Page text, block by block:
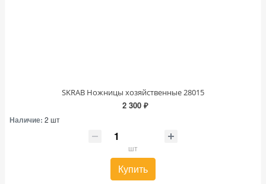
SKRAB Ножницы хозяйственные 28015
2 300 ₽
Наличие: 2 шт
шт
Купить